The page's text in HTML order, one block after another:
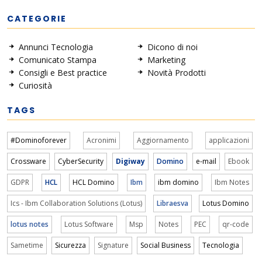
CATEGORIE
Annunci Tecnologia
Comunicato Stampa
Consigli e Best practice
Curiosità
Dicono di noi
Marketing
Novità Prodotti
TAGS
#Dominoforever Acronimi Aggiornamento applicazioni
Crossware CyberSecurity Digiway Domino e-mail Ebook
GDPR HCL HCL Domino Ibm ibm domino Ibm Notes
Ics - Ibm Collaboration Solutions (Lotus) Libraesva Lotus Domino
lotus notes Lotus Software Msp Notes PEC qr-code
Sametime Sicurezza Signature Social Business Tecnologia